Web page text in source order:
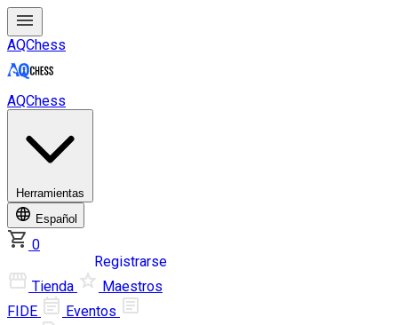
AQChess
AQChess
Herramientas
Español
0
Registrarse
Tienda
Maestros
FIDE
Eventos